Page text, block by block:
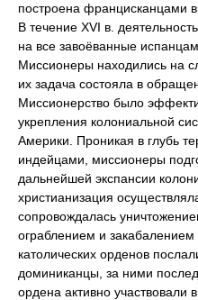
построена францисканцами
В течение XVI в.
на все завоёванные
Миссионеры находились на
их задача состояла в
Миссионерство было
укрепления колониальной
Америки. Проникая в глубь
индейцами, миссионеры
дальнейшей экспансии
христианизация
сопровождалась
ограблением и
католических орденов
доминиканцы, за ними
ордена активно участвовали